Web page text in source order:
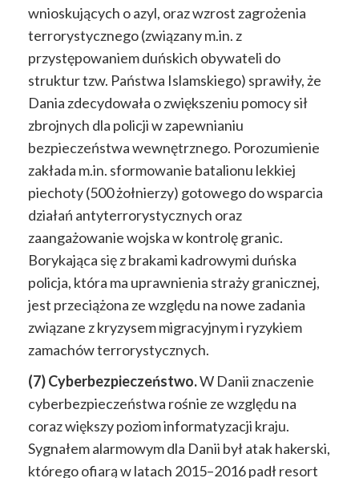
wnioskujących o azyl, oraz wzrost zagrożenia
terrorystycznego (związany m.in. z
przystępowaniem duńskich obywateli do
struktur tzw. Państwa Islamskiego) sprawiły, że
Dania zdecydowała o zwiększeniu pomocy sił
zbrojnych dla policji w zapewnianiu
bezpieczeństwa wewnętrznego. Porozumienie
zakłada m.in. sformowanie batalionu lekkiej
piechoty (500 żołnierzy) gotowego do wsparcia
działań antyterrorystycznych oraz
zaangażowanie wojska w kontrolę granic.
Borykająca się z brakami kadrowymi duńska
policja, która ma uprawnienia straży granicznej,
jest przeciążona ze względu na nowe zadania
związane z kryzysem migracyjnym i ryzykiem
zamachów terrorystycznych.
(7) Cyberbezpieczeństwo.W Danii znaczenie
cyberbezpieczeństwa rośnie ze względu na
coraz większy poziom informatyzacji kraju.
Sygnałem alarmowym dla Danii był atak hakerski,
którego ofiarą w latach 2015–2016 padł resort